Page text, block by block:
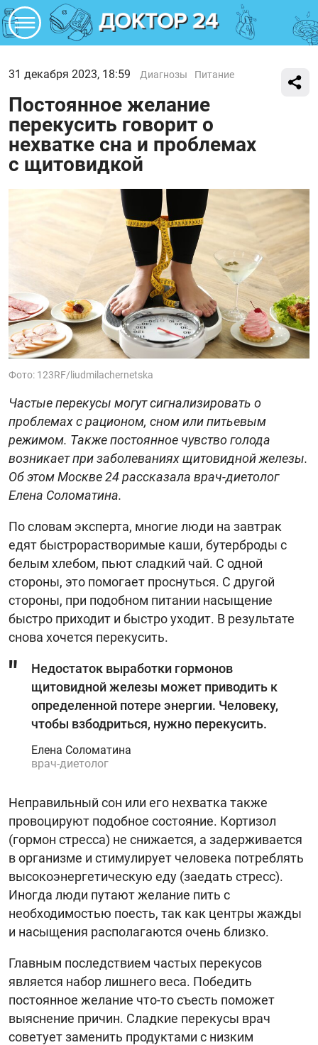
31 декабря 2023, 18:59 Диагнозы Питание
Постоянное желание
перекусить говорит о
нехватке сна и проблемах
с щитовидкой
Фото: 123RF/liudmilachernetska
Частые перекусы могут сигнализировать о
проблемах с рационом, сном или питьевым
режимом. Также постоянное чувство голода
возникает при заболеваниях щитовидной железы.
Об этом Москве 24 рассказала врач-диетолог
Елена Соломатина.
По словам эксперта, многие люди на завтрак
едят быстрорастворимые каши, бутерброды с
белым хлебом, пьют сладкий чай. С одной
стороны, это помогает проснуться. С другой
стороны, при подобном питании насыщение
быстро приходит и быстро уходит. В результате
снова хочется перекусить.
Недостаток выработки гормонов
щитовидной железы может приводить к
определенной потере энергии. Человеку,
чтобы взбодриться, нужно перекусить.
Елена Соломатина
врач-диетолог
Неправильный сон или его нехватка также
провоцируют подобное состояние. Кортизол
(гормон стресса) не снижается, а задерживается
в организме и стимулирует человека потреблять
высокоэнергетическую еду (заедать стресс).
Иногда люди путают желание пить с
необходимостью поесть, так как центры жажды
и насыщения располагаются очень близко.
Главным последствием частых перекусов
является набор лишнего веса. Победить
постоянное желание что-то съесть поможет
выяснение причин. Сладкие перекусы врач
советует заменить продуктами с низким